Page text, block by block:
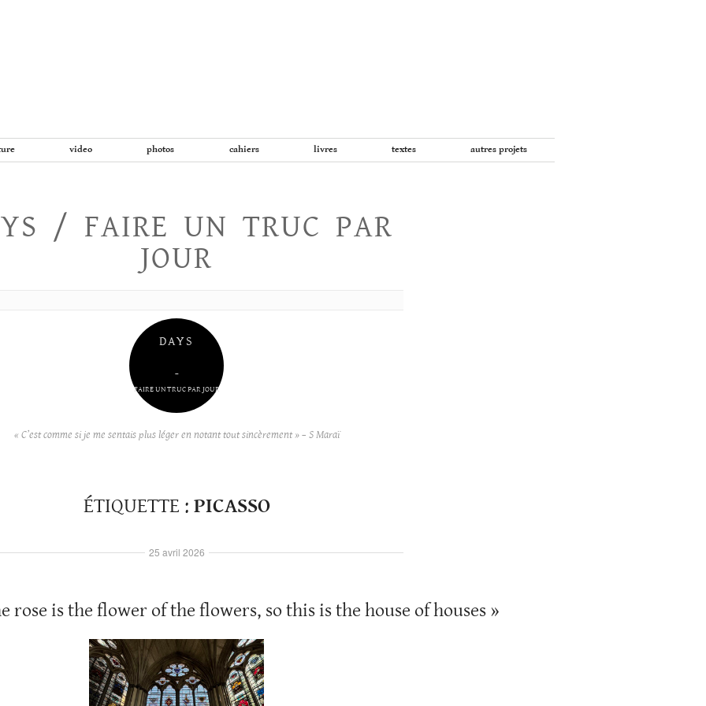
video photos cahiers livres textes autres projets
/ FAIRE UN TRUC PAR
JOUR
DAYS
–
FAIRE UN TRUC PAR JOUR
« C’est comme si je me sentais plus léger en notant tout sincèrement » – S Maraï
ÉTIQUETTE : PICASSO
rose is the flower of the flowers, so this is the house of houses »
25 avril 2026